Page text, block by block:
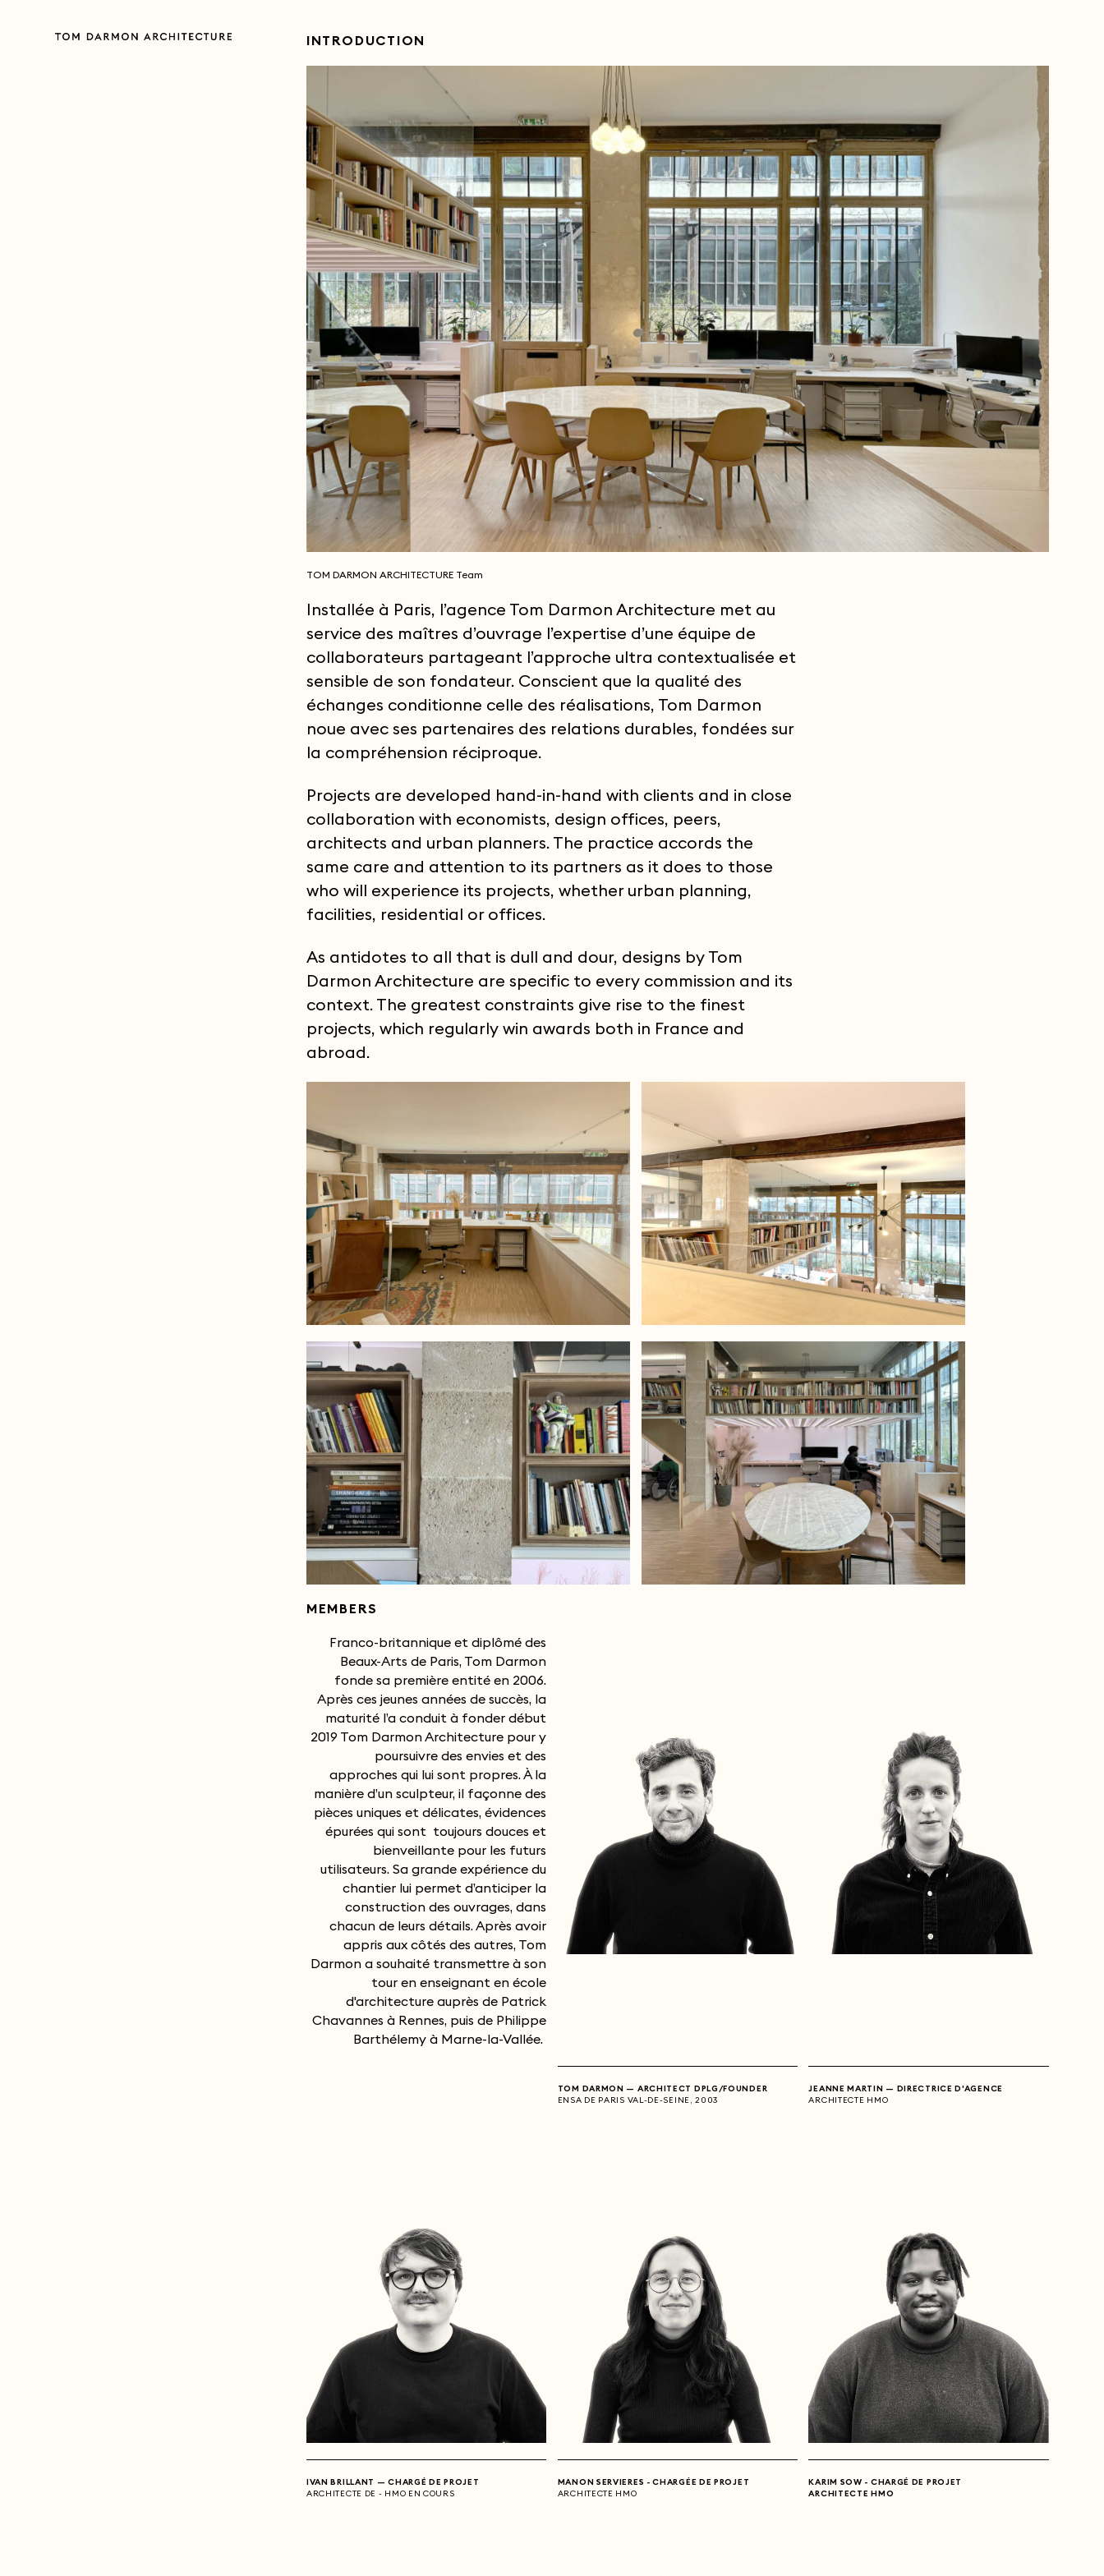
INTRODUCTION
TOM DARMON ARCHITECTURE Team
Installée à Paris, l’agence Tom Darmon Architecture met au
service des maîtres d’ouvrage l’expertise d’une équipe de
collaborateurs partageant l’approche ultra contextualisée et
sensible de son fondateur. Conscient que la qualité des
échanges conditionne celle des réalisations, Tom Darmon
noue avec ses partenaires des relations durables, fondées sur
la compréhension réciproque.
Projects are developed hand-in-hand with clients and in close
collaboration with economists, design offices, peers,
architects and urban planners. The practice accords the
same care and attention to its partners as it does to those
who will experience its projects, whether urban planning,
facilities, residential or offices.
As antidotes to all that is dull and dour, designs by Tom
Darmon Architecture are specific to every commission and its
context. The greatest constraints give rise to the finest
projects, which regularly win awards both in France and
abroad.
MEMBERS
Franco-britannique et diplômé des
Beaux-Arts de Paris, Tom Darmon
fonde sa première entité en 2006.
Après ces jeunes années de succès, la
maturité l’a conduit à fonder début
2019 Tom Darmon Architecture pour y
poursuivre des envies et des
approches qui lui sont propres. À la
manière d’un sculpteur, il façonne des
pièces uniques et délicates, évidences
épurées qui sont toujours douces et
bienveillante pour les futurs
utilisateurs. Sa grande expérience du
chantier lui permet d’anticiper la
construction des ouvrages, dans
chacun de leurs détails. Après avoir
appris aux côtés des autres, Tom
Darmon a souhaité transmettre à son
tour en enseignant en école
d'architecture auprès de Patrick
Chavannes à Rennes, puis de Philippe
Barthélemy à Marne-la-Vallée.
TOM DARMON — ARCHITECT DPLG/FOUNDER
ENSA DE PARIS VAL-DE-SEINE, 2003
JEANNE MARTIN — DIRECTRICE D'AGENCE
ARCHITECTE HMO
IVAN BRILLANT — CHARGÉ DE PROJET
ARCHITECTE DE - HMO EN COURS
MANON SERVIERES - CHARGÉE DE PROJET
ARCHITECTE HMO
KARIM SOW - CHARGÉ DE PROJET
ARCHITECTE HMO